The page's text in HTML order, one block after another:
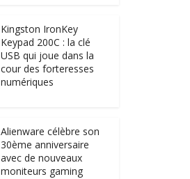
Kingston IronKey
Keypad 200C : la clé
USB qui joue dans la
cour des forteresses
numériques
Alienware célèbre son
30ème anniversaire
avec de nouveaux
moniteurs gaming